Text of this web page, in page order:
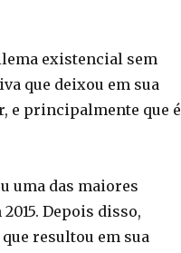
existencial sem
que deixou em sua
e principalmente que é
uma das maiores
Depois disso,
resultou em sua